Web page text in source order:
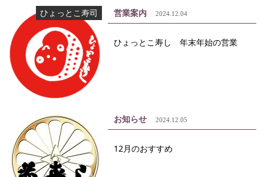
ひょっとこ寿司 営業案内 2024.12.04
ひょっとこ寿し 年末年始の営業
お知らせ 2024.12.05
12月のおすすめ